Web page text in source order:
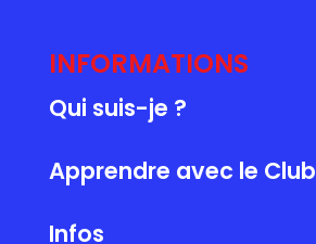
INFORMATIONS
Qui suis-je ?
Apprendre avec le Club
Infos